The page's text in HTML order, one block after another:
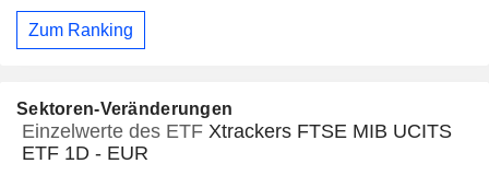
Zum Ranking
Sektoren-Veränderungen
Einzelwerte des ETF Xtrackers FTSE MIB UCITS
ETF 1D - EUR